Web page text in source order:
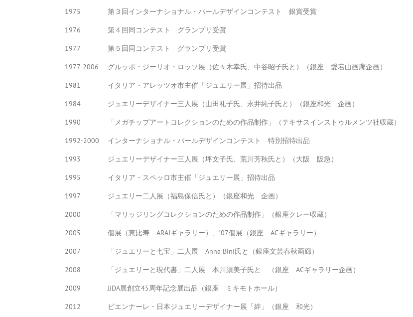
1975 第３回インターナショナル・パールデザインコンテスト 銀賞受賞
1976 第４回同コンテスト グランプリ受賞
1977 第５回同コンテスト グランプリ受賞
1977-2006 グルッポ・ジーリオ・ロッソ展（佐々木幸氏、中谷昭子氏と）（銀座 愛宕山画廊企画）
1981 イタリア・アレッツオ市主催「ジュエリー展」招待出品
1984 ジュエリーデザイナー三人展（山田礼子氏、永井純子氏と）（銀座和光 企画）
1990 「メガチップアートコレクションのための作品制作」（テキサスインストゥルメンツ社収蔵）
1992-2000 インターナショナル・パールデザインコンテスト 特別招待出品
1993 ジュエリーデザイナー三人展（坪文子氏、荒川芳秋氏と）（大阪 阪急）
1995 イタリア・スペッロ市主催「ジュエリー展」招待出品
1997 ジュエリー二人展（福島保信氏と）（銀座和光 企画）
2000 「マリッジリングコレクションのための作品制作」（銀座クレー収蔵）
2005 個展（恵比寿 ARAIギャラリー）、’07個展（銀座 ACギャラリー）
2007 「ジュエリーと七宝」二人展 Anna Bini氏と（銀座文芸春秋画廊）
2008 「ジュエリーと現代書」二人展 本川須美子氏と （銀座 ACギャラリー企画）
2009 JJDA展創立45周年記念展出品（銀座 ミキモトホール）
2012 ビエンナーレ・日本ジュエリーデザイナー展「絆」（銀座 和光）